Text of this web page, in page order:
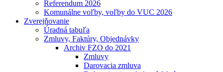
Referendum 2026
Komunálne voľby, voľby do VUC 2026
Zverejňovanie
Úradná tabuľa
Zmluvy, Faktúry, Objednávky
Archiv FZO do 2021
Zmluvy
Darovacia zmluva